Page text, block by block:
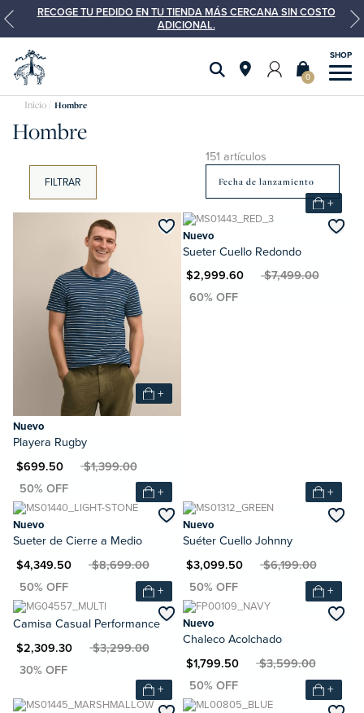
RECOGE TU PEDIDO EN TU TIENDA MÁS CERCANA SIN COSTO
ADICIONAL.
0
Hombre
Hombre
FILTRAR
151 artículos
+
Nuevo
Playera Rugby
$699.50MXN $1,399.00
+
Nuevo
Sueter Cuello Redondo
MXN $2,999.60MXN $7,499.00
+
Nuevo
Sueter de Cierre a Medio
$4,349.50MXN $8,699.00
+
Nuevo
Suéter Cuello Johnny
MXN $3,099.50MXN $6,199.00
+
Camisa Casual Performance
$2,309.30MXN $3,299.00
+
Nuevo
Chaleco Acolchado
MXN $1,799.50MXN $3,599.00
+ +